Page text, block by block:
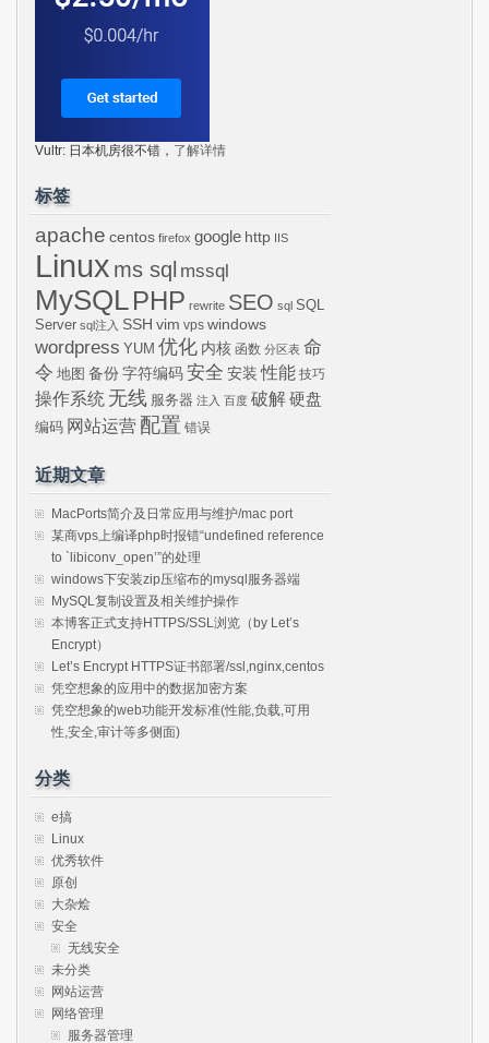
Vultr: 日本机房很不错， 了解详情
标签
apache centos firefox google http IIS
Linux ms sql mssql
MySQLPHP rewrite SEO sql SQL
Server sql注入 SSH vim vps windows
wordpress YUM 优化 内核 函数 分区表 命
令 地图 备份 字符编码 安全 安装 性能 技巧
操作系统 无线 服务器 注入 百度 破解硬盘
编码 网站运营 配置 错误
近期文章
MacPorts简介及日常应用与维护/mac port
某商vps上编译php时报错“undefined reference
to `libiconv_open’”的处理
windows下安装zip压缩布的mysql服务器端
MySQL复制设置及相关维护操作
本博客正式支持HTTPS/SSL浏览（by Let’s
Encrypt）
Let’s Encrypt HTTPS证书部署/ssl,nginx,centos
凭空想象的应用中的数据加密方案
凭空想象的web功能开发标准(性能,负载,可用
性,安全,审计等多侧面)
分类
e搞
Linux
优秀软件
原创
大杂烩
安全
无线安全
未分类
网站运营
网络管理
服务器管理